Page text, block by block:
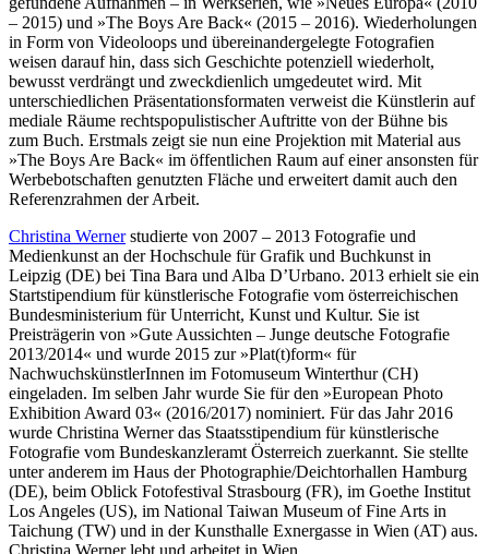
– 2015) und »The Boys Are Back« (2015 – 2016). Wiederholungen
in Form von Videoloops und übereinandergelegte Fotografien
weisen darauf hin, dass sich Geschichte potenziell wiederholt,
bewusst verdrängt und zweckdienlich umgedeutet wird. Mit
unterschiedlichen Präsentationsformaten verweist die Künstlerin auf
mediale Räume rechtspopulistischer Auftritte von der Bühne bis
zum Buch. Erstmals zeigt sie nun eine Projektion mit Material aus
»The Boys Are Back« im öffentlichen Raum auf einer ansonsten für
Werbebotschaften genutzten Fläche und erweitert damit auch den
Referenzrahmen der Arbeit.
Christina Wernerstudierte von 2007 – 2013 Fotografie und
Medienkunst an der Hochschule für Grafik und Buchkunst in
Leipzig (DE) bei Tina Bara und Alba D’Urbano. 2013 erhielt sie ein
Startstipendium für künstlerische Fotografie vom österreichischen
Bundesministerium für Unterricht, Kunst und Kultur. Sie ist
Preisträgerin von »Gute Aussichten – Junge deutsche Fotografie
2013/2014« und wurde 2015 zur »Plat(t)form« für
NachwuchskünstlerInnen im Fotomuseum Winterthur (CH)
eingeladen. Im selben Jahr wurde Sie für den »European Photo
Exhibition Award 03« (2016/2017) nominiert. Für das Jahr 2016
wurde Christina Werner das Staatsstipendium für künstlerische
Fotografie vom Bundeskanzleramt Österreich zuerkannt. Sie stellte
unter anderem im Haus der Photographie/Deichtorhallen Hamburg
(DE), beim Oblick Fotofestival Strasbourg (FR), im Goethe Institut
Los Angeles (US), im National Taiwan Museum of Fine Arts in
Taichung (TW) und in der Kunsthalle Exnergasse in Wien (AT) aus.
Christina Werner lebt und arbeitet in Wien.